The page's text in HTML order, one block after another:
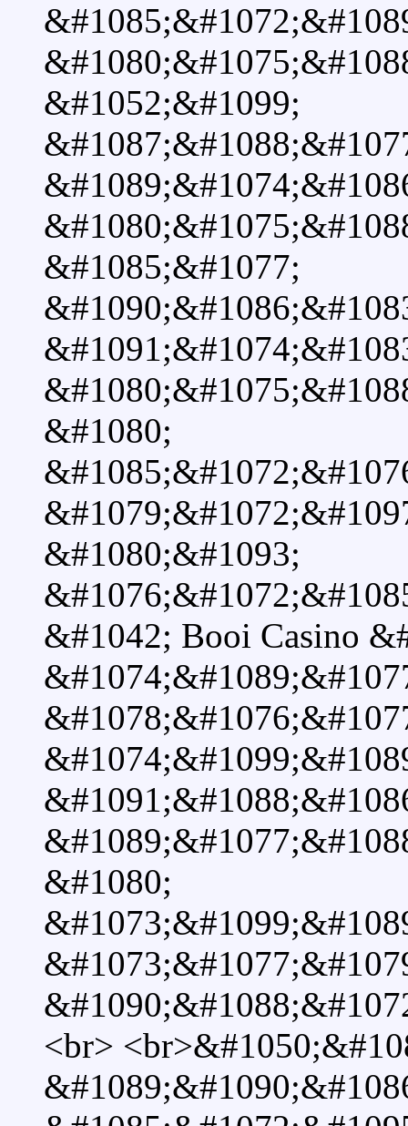
&#1052;&#1099;
&#1085;&#1077;
&#1080;
&#1080;&#1093;
&#1042; Booi Casino
&#1080;
<br>